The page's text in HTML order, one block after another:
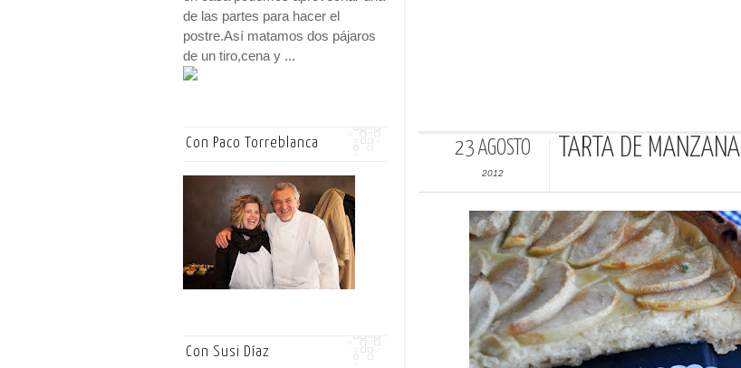
23 AGOSTO
2012
TARTA DE MANZANA
de las partes para hacer el
postre.Así matamos dos pájaros
de un tiro,cena y ...
Con Paco Torreblanca
Con Susi Díaz